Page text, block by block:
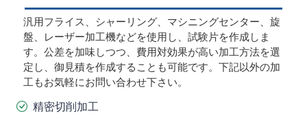
汎用フライス、シャーリング、マシニングセンター、旋
盤、レーザー加工機などを使用し、試験片を作成しま
す。公差を加味しつつ、費用対効果が高い加工方法を選
定し、御見積を作成することも可能です。下記以外の加
工もお気軽にお問い合わせ下さい。
精密切削加工